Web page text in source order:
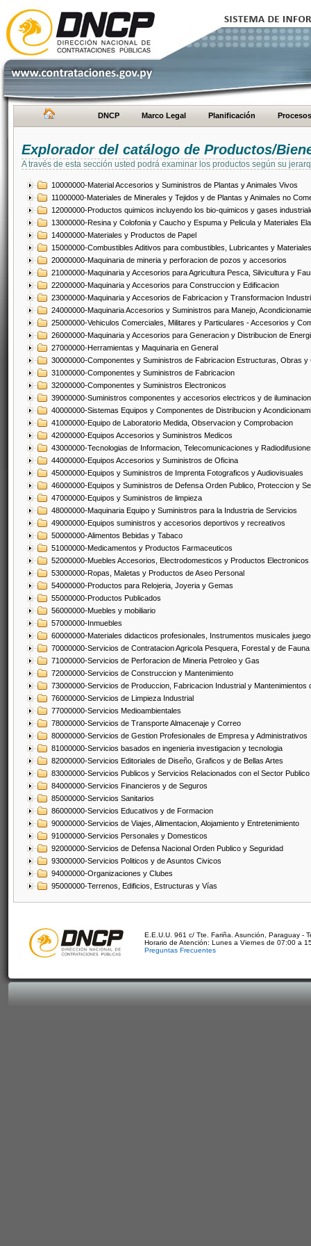
DNCP Marco Legal Planificación Procesos
Explorador del catálogo de Productos/
A través de esta sección usted podrá examinar los productos según su
10000000-Material Accesorios y Suministros de Plantas y Animales Vivos
11000000-Materiales de Minerales y Tejidos y de Plantas y Animales no
12000000-Productos quimicos incluyendo los bio-quimicos y gases
13000000-Resina y Colofonia y Caucho y Espuma y Pelicula y Materiales
14000000-Materiales y Productos de Papel
15000000-Combustibles Aditivos para combustibles, Lubricantes y
20000000-Maquinaria de mineria y perforacion de pozos y accesorios
21000000-Maquinaria y Accesorios para Agricultura Pesca, Silvicultura y
22000000-Maquinaria y Accesorios para Construccion y Edificacion
23000000-Maquinaria y Accesorios de Fabricacion y Transformacion
24000000-Maquinaria Accesorios y Suministros para Manejo,
25000000-Vehiculos Comerciales, Militares y Particulares - Accesorios y
26000000-Maquinaria y Accesorios para Generacion y Distribucion de
27000000-Herramientas y Maquinaria en General
30000000-Componentes y Suministros de Fabricacion Estructuras, Obras
31000000-Componentes y Suministros de Fabricacion
32000000-Componentes y Suministros Electronicos
39000000-Suministros componentes y accesorios electricos y de iluminacion
40000000-Sistemas Equipos y Componentes de Distribucion y
41000000-Equipo de Laboratorio Medida, Observacion y Comprobacion
42000000-Equipos Accesorios y Suministros Medicos
43000000-Tecnologias de Informacion, Telecomunicaciones y
44000000-Equipos Accesorios y Suministros de Oficina
45000000-Equipos y Suministros de Imprenta Fotograficos y Audiovisuales
46000000-Equipos y Suministros de Defensa Orden Publico, Proteccion y
47000000-Equipos y Suministros de limpieza
48000000-Maquinaria Equipo y Suministros para la Industria de Servicios
49000000-Equipos suministros y accesorios deportivos y recreativos
50000000-Alimentos Bebidas y Tabaco
51000000-Medicamentos y Productos Farmaceuticos
52000000-Muebles Accesorios, Electrodomesticos y Productos Electronicos
53000000-Ropas, Maletas y Productos de Aseo Personal
54000000-Productos para Relojeria, Joyeria y Gemas
55000000-Productos Publicados
56000000-Muebles y mobiliario
57000000-Inmuebles
60000000-Materiales didacticos profesionales, Instrumentos musicales
70000000-Servicios de Contratacion Agricola Pesquera, Forestal y de Fauna
71000000-Servicios de Perforacion de Mineria Petroleo y Gas
72000000-Servicios de Construccion y Mantenimiento
73000000-Servicios de Produccion, Fabricacion Industrial y Mantenimientos
76000000-Servicios de Limpieza Industrial
77000000-Servicios Medioambientales
78000000-Servicios de Transporte Almacenaje y Correo
80000000-Servicios de Gestion Profesionales de Empresa y Administrativos
81000000-Servicios basados en ingenieria investigacion y tecnologia
82000000-Servicios Editoriales de Diseño, Graficos y de Bellas Artes
83000000-Servicios Publicos y Servicios Relacionados con el Sector Publico
84000000-Servicios Financieros y de Seguros
85000000-Servicios Sanitarios
86000000-Servicios Educativos y de Formacion
90000000-Servicios de Viajes, Alimentacion, Alojamiento y Entretenimiento
91000000-Servicios Personales y Domesticos
92000000-Servicios de Defensa Nacional Orden Publico y Seguridad
93000000-Servicios Politicos y de Asuntos Civicos
94000000-Organizaciones y Clubes
95000000-Terrenos, Edificios, Estructuras y Vías
E.E.U.U. 961 c/ Tte. Fariña. Asunción, Paraguay -
Horario de Atención: Lunes a Viernes de 07:00 a
Preguntas Frecuentes